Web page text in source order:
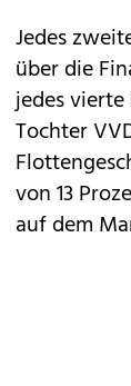
Jedes
über die
jedes
Tochter
von 13
auf dem